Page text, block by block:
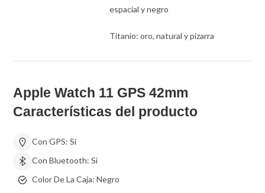
espacial y negro
Titanio: oro, natural y pizarra
Apple Watch 11 GPS 42mm
Características del producto
Con GPS: Sí
Con Bluetooth: Sí
Color De La Caja: Negro